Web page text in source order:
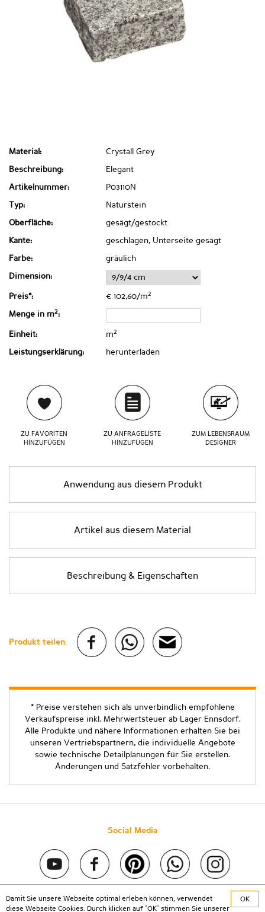
Material: Crystall Grey
Beschreibung: Elegant
Artikelnummer: P03110N
Typ: Naturstein
Oberfläche: gesägt/gestockt
Kante: geschlagen, Unterseite gesägt
Farbe: gräulich
Dimension:
Preis*: € 102,60/m2
Menge in m2:
Einheit: m2
Leistungserklärung: herunterladen
ZU FAVORITEN
HINZUFÜGEN
ZU ANFRAGELISTE
HINZUFÜGEN
ZUM LEBENSRAUM
DESIGNER
Anwendung aus diesem Produkt
Artikel aus diesem Material
Beschreibung & Eigenschaften
Produkt teilen:
* Preise verstehen sich als unverbindlich empfohlene
Verkaufspreise inkl. Mehrwertsteuer ab Lager Ennsdorf.
Alle Produkte und nähere Informationen erhalten Sie bei
unseren Vertriebspartnern, die individuelle Angebote
sowie technische Detailplanungen für Sie erstellen.
Änderungen und Satzfehler vorbehalten.
Social Media
Copyright © 2020 Stein & Co gmbh. All rights reserved. |
Kontakt
Damit Sie unsere Webseite optimal erleben können, verwendet
diese Webseite Cookies. Durch klicken auf "OK" stimmen Sie unserer
OK